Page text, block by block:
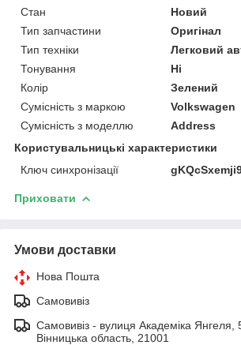
Стан
Новий
Тип запчастини
Оригінал
Тип техніки
Легковий
Тонування
Ні
Колір
Зелений
Сумісність з маркою
Volkswagen
Сумісність з моделлю
Address
Користувальницькі характеристики
Ключ синхронізації
Приховати
Умови доставки
Нова Пошта
Самовивіз
Самовивіз - вулиця Академіка Янгеля,
Вінницька область, 21001